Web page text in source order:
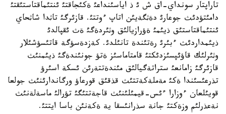
تاراپتار سونداي-اق ش ئ ذ اياسئنداعئ ةكئجاقتئ ئنتئماقتاستئقتئ
دامئتؤدئث جوعارئ دةثگةيئن اتاپ ءوتتئ. قازئرگئ تاثدا شاثحاي
ئنتئماقتاستئق ذيئمئ ةؤرازيالئق وثئردةگئ ةث ئقپالدئ
ذيئمداردئث ءبئرئ رةتئندة تانئلدئ. كةزدةسؤگة قاتئسؤشئلار
وثئرلئك قاؤئپسئزدئكتئ قامتاماسئز ةتؤ جونئندةگئ ذيئمنئث
قازئرگئ زامانعئ ستراتةگيالئق مئندةتتةرئن ئسكة اسئرؤ
تذرعئسئندا ةكئ مةملةكةتتئث قذقئق قورعاؤ ورگاندارئنئث جولعا
قويئلعان ءوزارا ءئس-قيمئلئنئث قاجةتتئگئ تؤرالئ ماسةلةنئث
نةعذرلئم وزةكتئ جانة سذرانئسقا ية ةكةنئن باسا ايتتئ.